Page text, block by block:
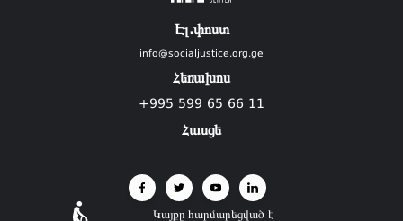
Էլ.փոստ
info@socialjustice.org.ge
Հեռախոս
+995 599 65 66 11
Հասցե
Կայքը հարմարեցված է